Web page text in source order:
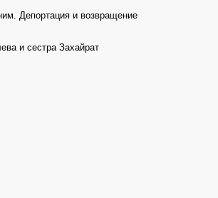
Депортация и возвращение
и сестра Захайрат